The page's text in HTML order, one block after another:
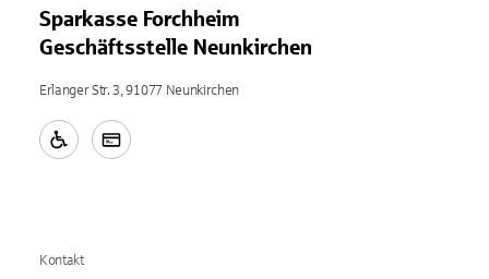
Sparkasse Forchheim
Geschäftsstelle Neunkirchen
Erlanger Str. 3, 91077 Neunkirchen
Kontakt